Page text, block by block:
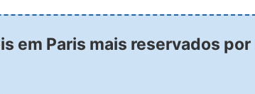
em Paris mais reservados